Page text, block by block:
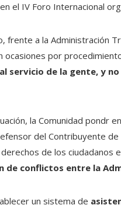
el IV Foro Internacional
frente a la Administración
ocasiones por
servicio de la gente, y
la Comunidad pondr
del Contribuyente de
de los ciudadanos
de conflictos entre la
un sistema de